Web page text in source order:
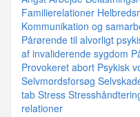
Familierelationer
Kommunikation og
Pårørende til alvorligt
af invaliderende sygdom
Provokeret abort Psykisk
Selvmordsforsøg
tab Stress
relationer